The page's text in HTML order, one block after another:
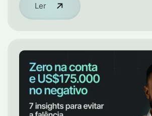
Ler